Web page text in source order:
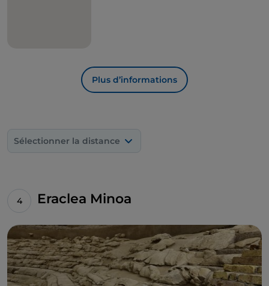
Plus d’informations
Sélectionner la distance
Eraclea Minoa